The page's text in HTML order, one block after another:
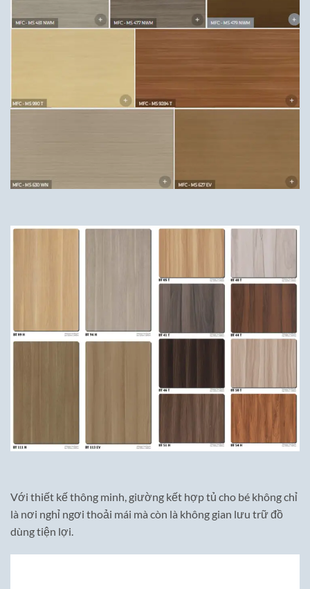
Với thiết kế thông minh, giường kết hợp tủ cho bé không chỉ
là nơi nghỉ ngơi thoải mái mà còn là không gian lưu trữ đồ
dùng tiện lợi.